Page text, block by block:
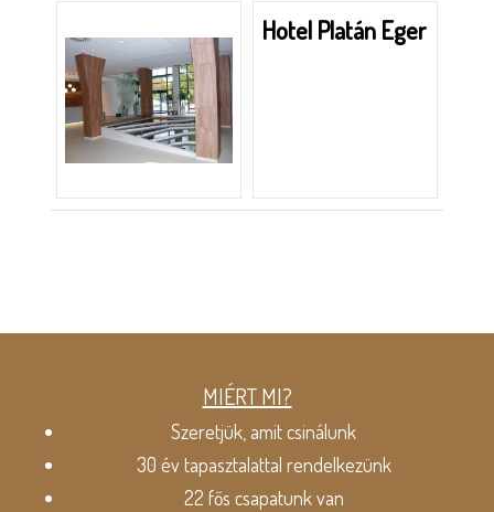
Hotel Platán Eger
MIÉRT MI?
Szeretjük, amit csinálunk
30 év tapasztalattal rendelkezünk
22 fős csapatunk van